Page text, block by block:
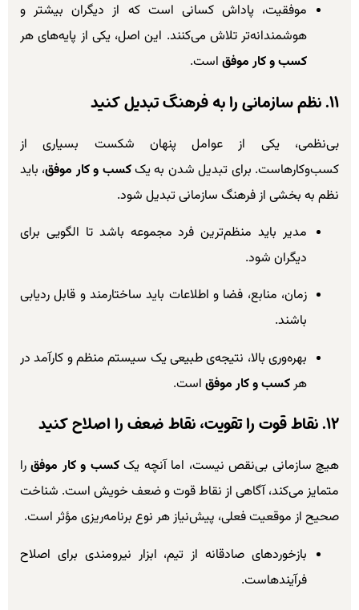
موفقیت، پاداش کسانی است که از دیگران بیشتر و
هوشمندانه‌تر تلاش می‌کنند. این اصل، یکی از پایه‌های هر
کسب و کار موفق است.
۱۱. نظم سازمانی را به فرهنگ تبدیل کنید
بی‌نظمی، یکی از عوامل پنهان شکست بسیاری از
کسب‌وکارهاست. برای تبدیل شدن به یککسب و کار موفق، باید
نظم به بخشی از فرهنگ سازمانی تبدیل شود.
مدیر باید منظم‌ترین فرد مجموعه باشد تا الگویی برای
دیگران شود.
زمان، منابع، فضا و اطلاعات باید ساختارمند و قابل ردیابی
باشند.
بهره‌وری بالا، نتیجه‌ی طبیعی یک سیستم منظم و کارآمد در
هرکسب و کار موفق است.
۱۲. نقاط قوت را تقویت، نقاط ضعف را اصلاح کنید
هیچ سازمانی بی‌نقص نیست، اما آنچه یککسب و کار موفقرا
متمایز می‌کند، آگاهی از نقاط قوت و ضعف خویش است. شناخت
صحیح از موقعیت فعلی، پیش‌نیاز هر نوع برنامه‌ریزی مؤثر است.
بازخوردهای صادقانه از تیم، ابزار نیرومندی برای اصلاح
فرآیندهاست.